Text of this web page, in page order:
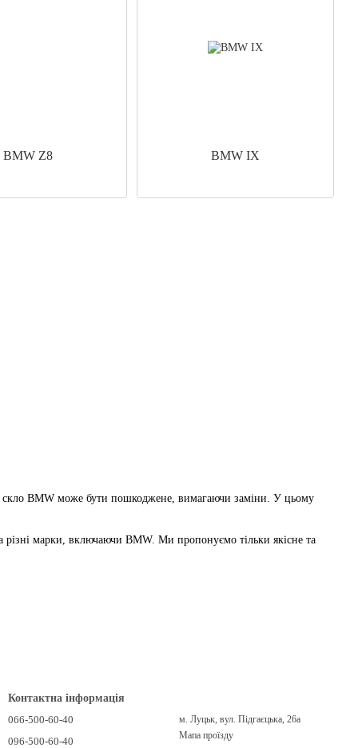
скло BMW може бути пошкоджене, вимагаючи заміни. У цьому
марки, включаючи BMW. Ми пропонуємо тільки якісне та
Delta Glass пропонує послуги з встановлення лобового скла
BMW Z8 BMW IX
Контактна інформація
066-500-60-40
096-500-60-40
м. Луцьк, вул. Підгаєцька, 26а
Мапа проїзду